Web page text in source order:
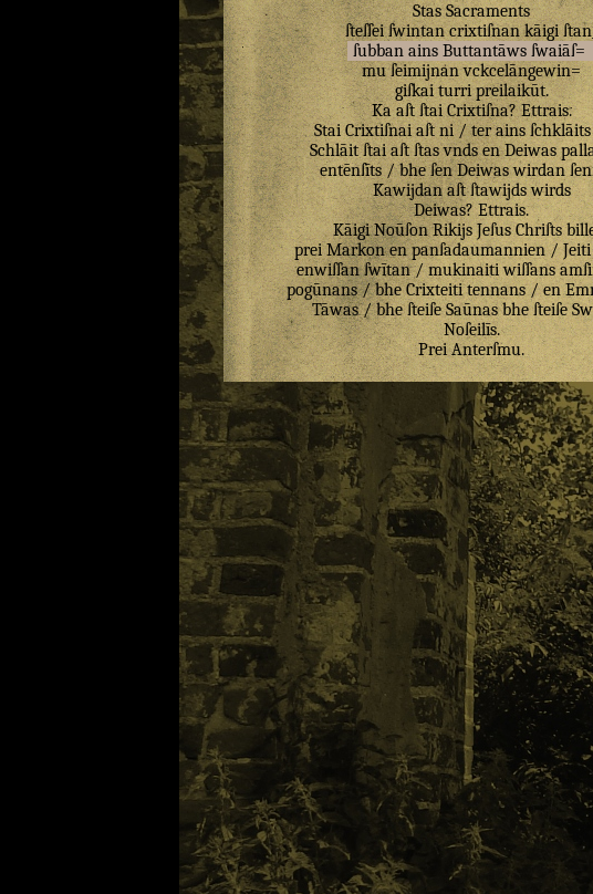
Stas Sacraments
ſteſſei ſwintan crixtiſnan kāigi
ſubban ains Buttantāws ſwaiāſ=
mu ſeimijnan vckcelāngewin=
giſkai turri preilaikūt.
Ka aſt ſtai Crixtiſna?Ettrais.
Stai Crixtiſnai aſt ni/ter ains ſchklāits
Schlāit ſtai aſt ſtas vnds en Deiwas
entēnſīts /bhe ſen Deiwas wirdan
Kawijdan aſt ſtawijds wirds
Deiwas?Ettrais.
Kāigi Noūſon Rikijs Jeſus Chriſts
prei Markon en panſadaumannien/ Jeiti
enwiſſan ſwītan/mukinaiti wiſſans
pogūnans/bhe Crixteiti tennans/en
Tāwas/bhe ſteiſe Saūnas bhe ſteiſe
Noſeilīs.
Prei Anterſmu.